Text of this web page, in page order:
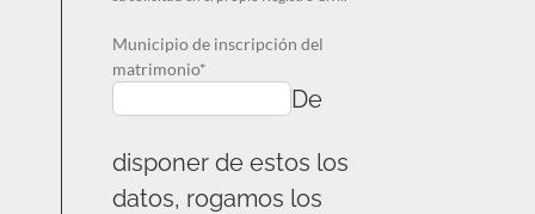
Municipio de inscripción del
matrimonio*
De
disponer de estos los
datos, rogamos los